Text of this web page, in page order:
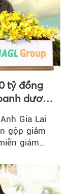
tỷ đồng
dương
Gia Lai
gộp giảm
giảm